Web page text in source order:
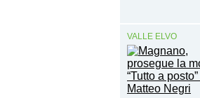
VALLE ELVO